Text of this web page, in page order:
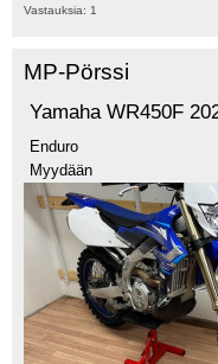
Vastauksia: 1
MP-Pörssi
Yamaha WR450F
Enduro
Myydään